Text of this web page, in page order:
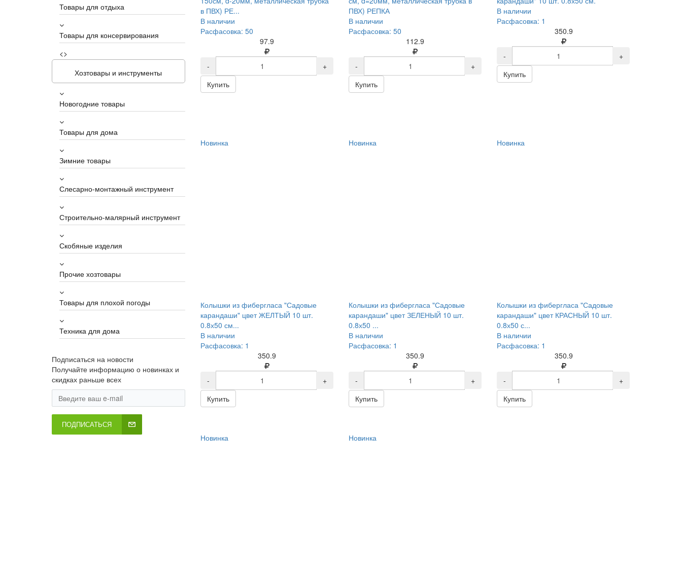
Товары для отдыха
Товары для консервирования
<>
Хозтовары и инструменты
Новогодние товары
Товары для дома
Зимние товары
Слесарно-монтажный инструмент
Строительно-малярный инструмент
Скобяные изделия
Прочие хозтовары
Товары для плохой погоды
Техника для дома
Подписаться на новости
Получайте информацию о новинках и
скидках раньше всех
ПОДПИСАТЬСЯ
в ПВХ) РЕ...
В наличии
Расфасовка: 50
97.9
-
+
Купить
ПВХ) РЕПКА
В наличии
Расфасовка: 50
112.9
-
+
Купить
В наличии
Расфасовка: 1
350.9
-
+
Купить
Новинка
Колышки из фибергласа "Садовые
карандаши" цвет ЖЕЛТЫЙ 10 шт.
0.8х50 см...
В наличии
Расфасовка: 1
350.9
-
+
Купить
Новинка
Колышки из фибергласа "Садовые
карандаши" цвет ЗЕЛЕНЫЙ 10 шт.
0.8х50 ...
В наличии
Расфасовка: 1
350.9
-
+
Купить
Новинка
Колышки из фибергласа "Садовые
карандаши" цвет КРАСНЫЙ 10 шт.
0.8х50 с...
В наличии
Расфасовка: 1
350.9
-
+
Купить
Новинка Новинка